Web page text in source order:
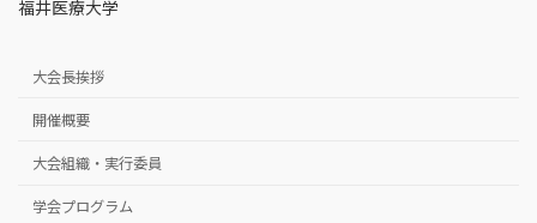
福井医療大学
大会長挨拶
開催概要
大会組織・実行委員
学会プログラム